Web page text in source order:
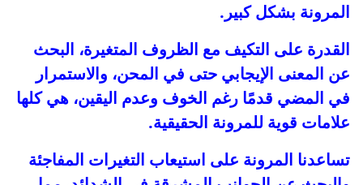
المرونة بشكل كبير.
القدرة على التكيف مع الظروف المتغيرة، البحث
عن المعنى الإيجابي حتى في المحن، والاستمرار
في المضي قدمًا رغم الخوف وعدم اليقين، هي كلها
علامات قوية للمرونة الحقيقية.
تساعدنا المرونة على استيعاب التغيرات المفاجئة